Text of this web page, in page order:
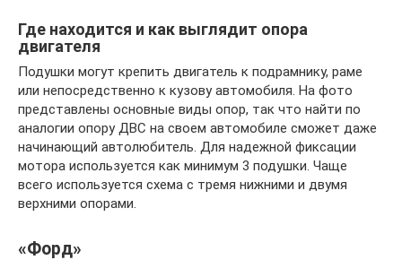
Где находится и как выглядит опора
двигателя
Подушки могут крепить двигатель к подрамнику, раме
или непосредственно к кузову автомобиля. На фото
представлены основные виды опор, так что найти по
аналогии опору ДВС на своем автомобиле сможет даже
начинающий автолюбитель. Для надежной фиксации
мотора используется как минимум 3 подушки. Чаще
всего используется схема с тремя нижними и двумя
верхними опорами.
«Форд»